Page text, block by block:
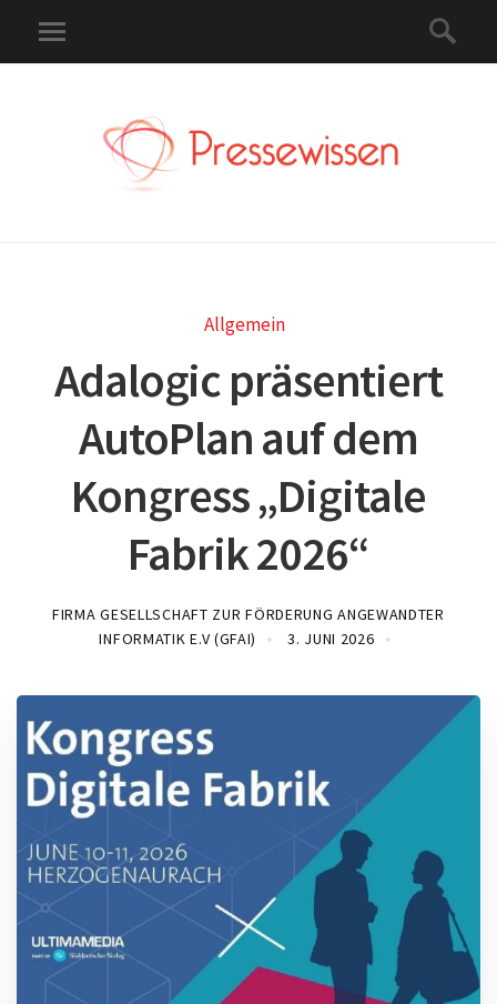
Allgemein
Adalogic präsentiert
AutoPlan auf dem
Kongress „Digitale
Fabrik 2026“
FIRMA GESELLSCHAFT ZUR FÖRDERUNG ANGEWANDTER
INFORMATIK E.V (GFAI)
3. JUNI 2026